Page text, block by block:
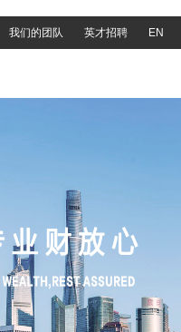
我们的团队 英才招聘 EN